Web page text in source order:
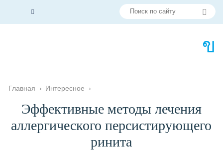
Главная › Интересное ›
Эффективные методы лечения
аллергического персистирующего
ринита